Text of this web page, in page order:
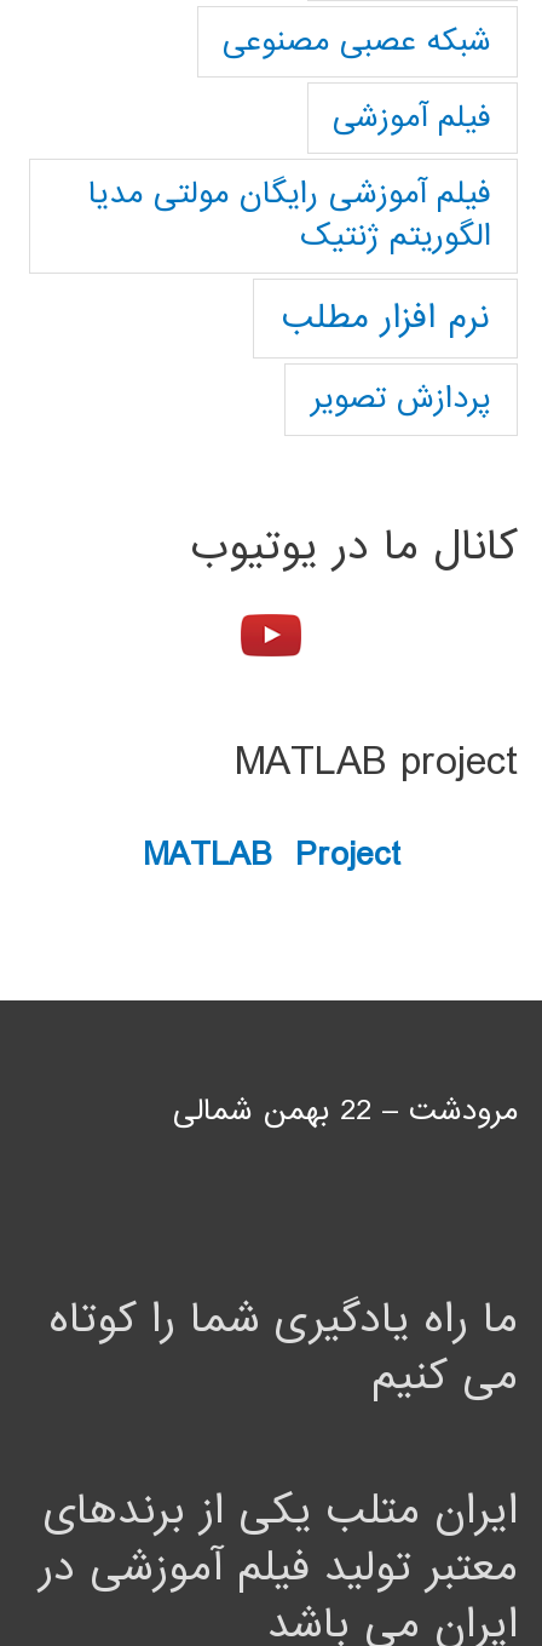
شبکه عصبی مصنوعی
فیلم آموزشی
فیلم آموزشی رایگان مولتی مدیا
الگوریتم ژنتیک
نرم افزار مطلب
پردازش تصویر
کانال ما در یوتیوب
MATLAB project
MATLAB Project
مرودشت – 22 بهمن شمالی
ما راه یادگیری شما را کوتاه
می کنیم
ایران متلب یکی از برندهای
معتبر تولید فیلم آموزشی در
ایران می باشد